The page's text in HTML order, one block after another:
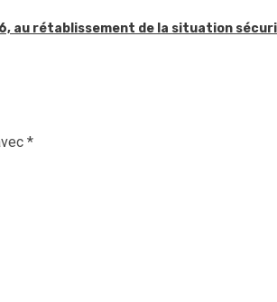
au rétablissement de la situation
*